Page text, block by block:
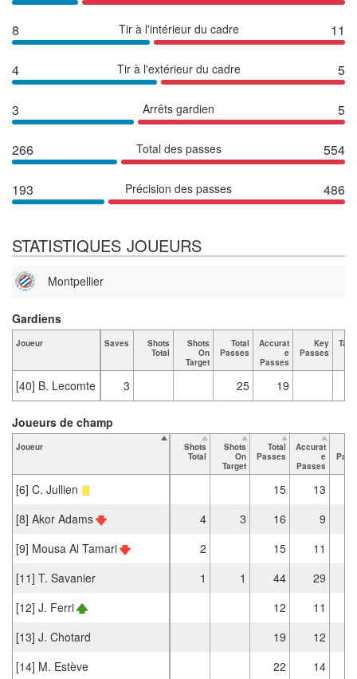
8 Tir à l'intérieur du cadre 11
4 Tir à l'extérieur du cadre 5
3 Arrêts gardien 5
266 Total des passes 554
193 Précision des passes 486
STATISTIQUES JOUEURS
Montpellier
Joueur Saves
Shots
Total
Shots
On
Target
Total
Passes
Accurat
e
Passes
Key
Passes
[40] B. Lecomte 3 25 19
Gardiens
Joueur
Shots
Total
Shots
On
Target
Total
Passes
Accurat
e
Passes
[6] C. Jullien 15
13
[8] Akor Adams
4 3 16
9
[9] Mousa Al Tamari
2 15
11
[11] T. Savanier
1 1 44
29
[12] J. Ferri
12
11
[13] J. Chotard
19
12
[14] M. Estève
22
14
Joueurs de champ